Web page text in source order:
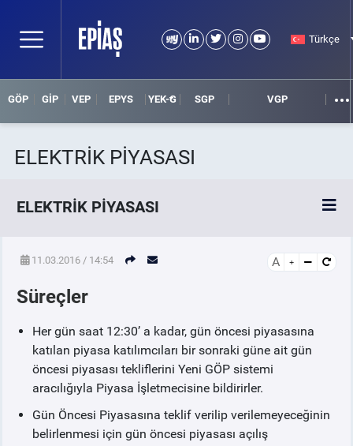
Türkçe
GÖP GİP VEP EPYS YEK-G SGP VGP
ELEKTRİK PİYASASI
ELEKTRİK PİYASASI
SPOT ELEKTRİK PİYASALARI
GÜN İÇİ PİYASASI
GÜN ÖNCESİ PİYASASI
Giriş
Genel Esaslar
11.03.2016 / 14:54 A
Süreçler
Her gün saat 12:30’ a kadar, gün öncesi piyasasına
katılan piyasa katılımcıları bir sonraki güne ait gün
öncesi piyasası tekliflerini Yeni GÖP sistemi
aracılığıyla Piyasa İşletmecisine bildirirler.
Gün Öncesi Piyasasına teklif verilip verilemeyeceğinin
belirlenmesi için gün öncesi piyasası açılış